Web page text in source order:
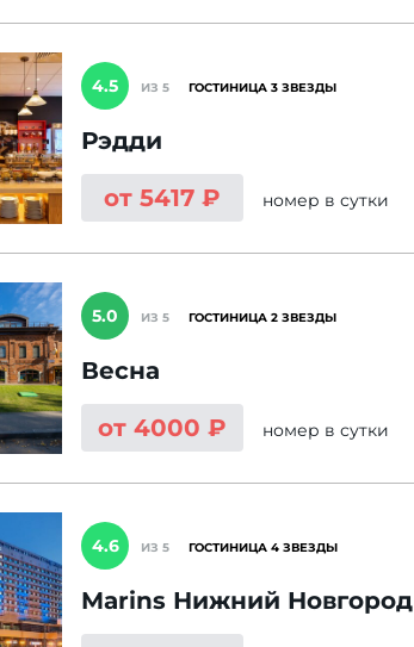
4.5 ИЗ 5 ГОСТИНИЦА 3 ЗВЕЗДЫ
Рэдди
от 5417 ₽
номер в сутки
5.0 ИЗ 5 ГОСТИНИЦА 2 ЗВЕЗДЫ
Весна
от 4000 ₽
номер в сутки
4.6 ИЗ 5 ГОСТИНИЦА 4 ЗВЕЗДЫ
Marins Нижний Новгород